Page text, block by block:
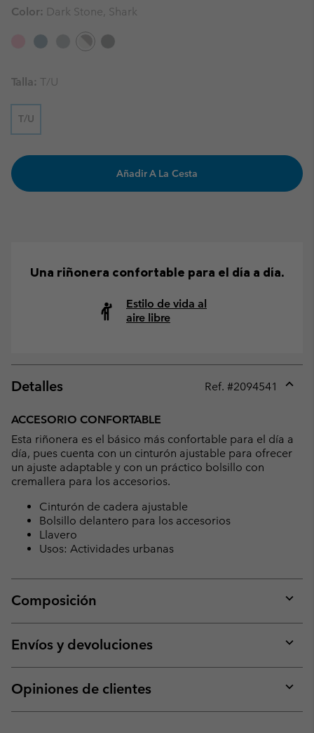
Color: Dark Stone, Shark
Talla: T/U
T/U
Añadir A La Cesta
Una riñonera confortable para el día a día.
Estilo de vida al
aire libre
Detalles Ref. #2094541
ACCESORIO CONFORTABLE
Esta riñonera es el básico más confortable para el día a
día, pues cuenta con un cinturón ajustable para ofrecer
un ajuste adaptable y con un práctico bolsillo con
cremallera para los accesorios.
Cinturón de cadera ajustable
Bolsillo delantero para los accesorios
Llavero
Usos: Actividades urbanas
Composición
or
Envíos y devoluciones
or
Opiniones de clientes
or